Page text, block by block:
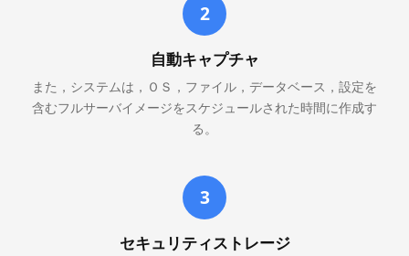
2
自動キャプチャ
また，システムは，ＯＳ，ファイル，データベース，設定を
含むフルサーバイメージをスケジュールされた時間に作成す
る。
3
セキュリティストレージ